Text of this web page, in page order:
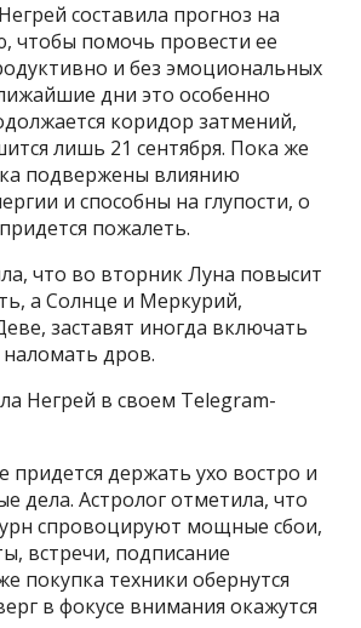
составила прогноз на
чтобы помочь провести ее
и без эмоциональных
дни это особенно
коридор затмений,
лишь 21 сентября. Пока же
подвержены влиянию
и способны на глупости, о
пожалеть.
что во вторник Луна повысит
а Солнце и Меркурий,
заставят иногда включать
дров.
Негрей в своем Telegram-
придется держать ухо востро и
дела. Астролог отметила, что
спровоцируют мощные сбои,
встречи, подписание
покупка техники обернутся
в фокусе внимания окажутся